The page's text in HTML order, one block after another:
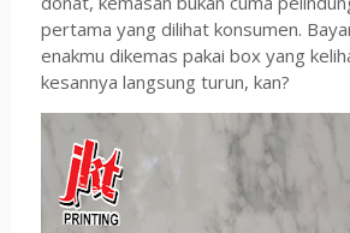
pertama yang dilihat konsumen.
enakmu dikemas pakai box yang
kesannya langsung turun, kan?